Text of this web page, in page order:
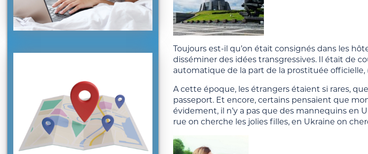
Toujours est-il qu’on était consignés dans les
disséminer des idées transgressives. Il était de
automatique de la part de la prostituée officielle,
A cette époque, les étrangers étaient si rares,
passeport. Et encore, certains pensaient que
évidement, il n’y a pas que des mannequins en
rue on cherche les jolies filles, en Ukraine on